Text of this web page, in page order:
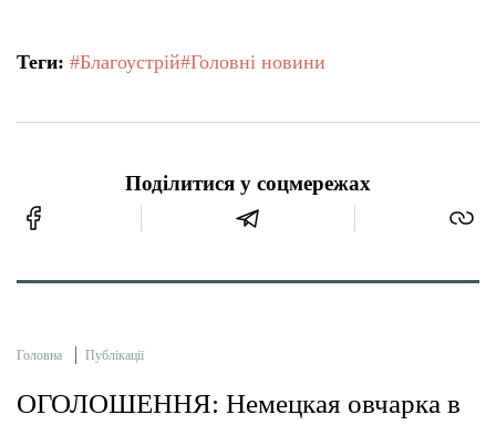
Теги: #Благоустрій#Головні новини
Поділитися у соцмережах
Головна Публікації
ОГОЛОШЕННЯ: Немецкая овчарка в